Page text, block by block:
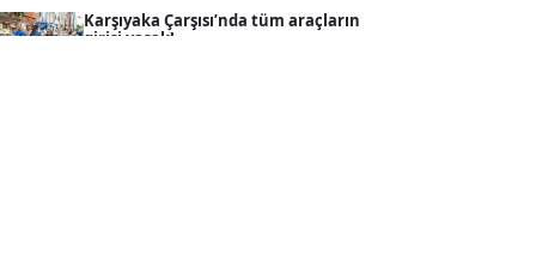
Karşıyaka Çarşısı’nda tüm araçların
girişi yasak!...